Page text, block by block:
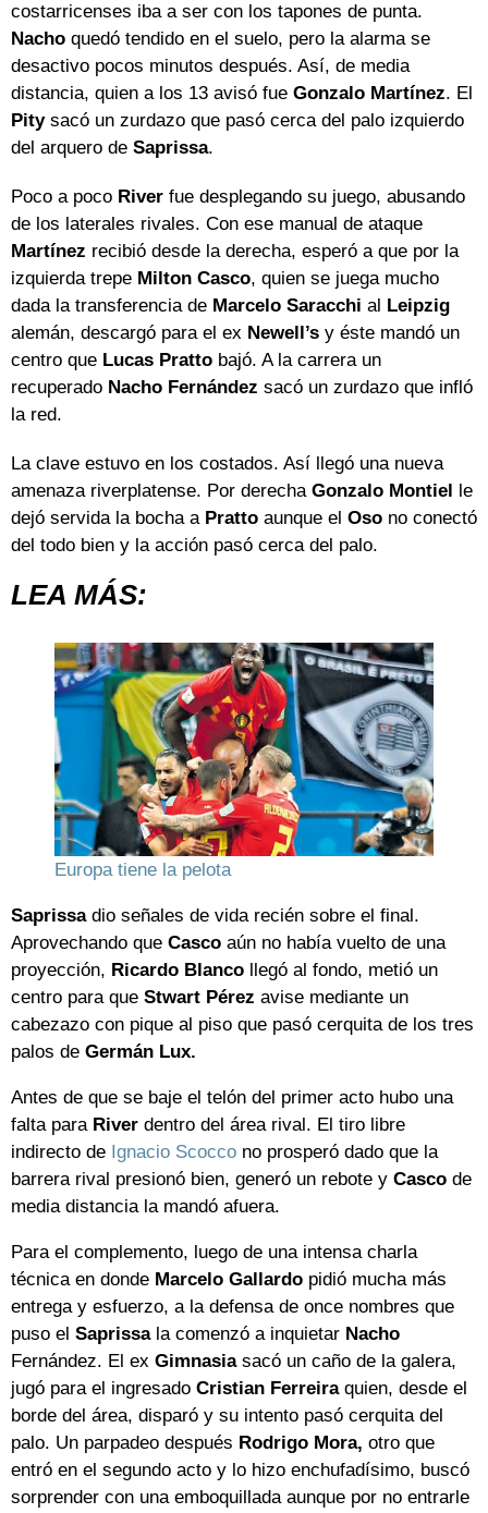
costarricenses iba a ser con los tapones de punta.
Nacho quedó tendido en el suelo, pero la alarma se
desactivo pocos minutos después. Así, de media
distancia, quien a los 13 avisó fue Gonzalo Martínez. El
Pitysacó un zurdazo que pasó cerca del palo izquierdo
del arquero de Saprissa.
Poco a poco River fue desplegando su juego, abusando
de los laterales rivales. Con ese manual de ataque
Martínez recibió desde la derecha, esperó a que por la
izquierda trepe Milton Casco, quien se juega mucho
dada la transferencia de Marcelo Saracchi al Leipzig
alemán, descargó para el ex Newell’s y éste mandó un
centro que Lucas Pratto bajó. A la carrera un
recuperado Nacho Fernández sacó un zurdazo que infló
la red.
La clave estuvo en los costados. Así llegó una nueva
amenaza riverplatense. Por derecha Gonzalo Montiel le
dejó servida la bocha a Pratto aunque el Oso no conectó
del todo bien y la acción pasó cerca del palo.
LEA MÁS:
Europa tiene la pelota
Saprissadio señales de vida recién sobre el final.
Aprovechando que Casco aún no había vuelto de una
proyección, Ricardo Blanco llegó al fondo, metió un
centro para que Stwart Pérez avise mediante un
cabezazo con pique al piso que pasó cerquita de los tres
palos de Germán Lux.
Antes de que se baje el telón del primer acto hubo una
falta para River dentro del área rival. El tiro libre
indirecto de Ignacio Scocco no prosperó dado que la
barrera rival presionó bien, generó un rebote y Casco de
media distancia la mandó afuera.
Para el complemento, luego de una intensa charla
técnica en donde Marcelo Gallardo pidió mucha más
entrega y esfuerzo, a la defensa de once nombres que
puso el Saprissala comenzó a inquietar Nacho
Fernández. El ex Gimnasiasacó un caño de la galera,
jugó para el ingresado Cristian Ferreiraquien, desde el
borde del área, disparó y su intento pasó cerquita del
palo. Un parpadeo después Rodrigo Mora, otro que
entró en el segundo acto y lo hizo enchufadísimo, buscó
sorprender con una emboquillada aunque por no entrarle